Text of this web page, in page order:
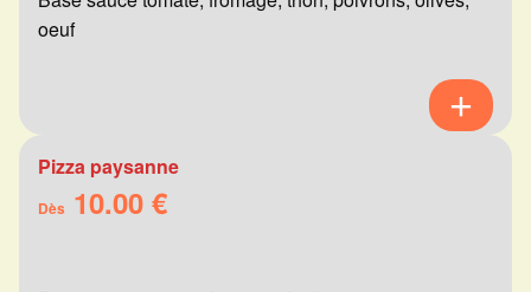
oeuf
Pizza paysanne
Dès 10.00 €